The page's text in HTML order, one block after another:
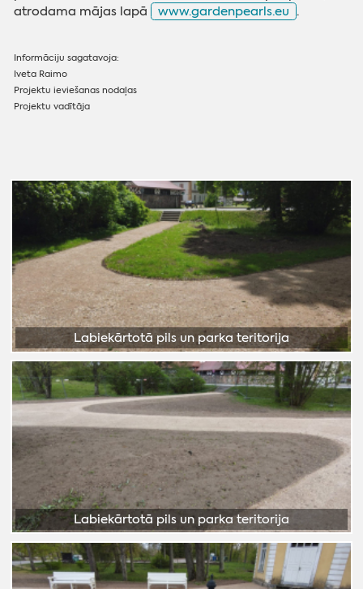
atrodama mājas lapā www.gardenpearls.eu .
Informāciju sagatavoja:
Iveta Raimo
Projektu ieviešanas nodaļas
Projektu vadītāja